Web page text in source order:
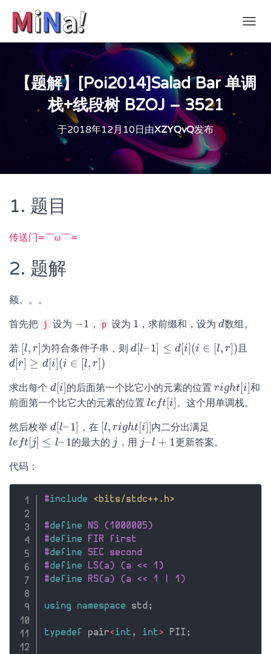
换
【题解】[Poi2014]Salad Bar 单调
栈+线段树 BZOJ – 3521
于2018年12月10日 由XZYQvQ发布
1. 题目
传送门=￣ω￣=
2. 题解
额。。。
首先把
j 设为 −1
−1 ， p 设为 1
1 ，求前缀和，设为 d
d数组。
若 [l, r]
[l,r] 为符合条件子串，则d[l–1] ≤ d[i](i ∈ [l, r])
d [l–1] ≤d[ i]( i∈[l, r]) 且
d[r] ≥ d[i](i ∈ [l, r])
d [r ≥d i]( i∈[l, r])
求出每个 d[i]
d [i] 的后面第一个比它小的元素的位置right [i]
right[ ] 和
前面第一个比它大的元素的位置 le ft [i]
left[ ] 。这个用单调栈。
然后枚举 d[l–1]
d [l–1] ，在 [l, right [i]]
[l,right[i] ] 内二分出满足
le ft [j] ≤ l– 1
left[ ]≤ –1 的最大的 j
j ，用 j–l + 1
j–l+ 1
更新答案。
代码：
#include <bits/stdc++.h>
#define NS (1000005)
#define FIR first
#define SEC second
#define LS(a) (a << 1)
#define RS(a) (a << 1 | 1)
using namespace std ;
typedef pair<int , int> PII ;